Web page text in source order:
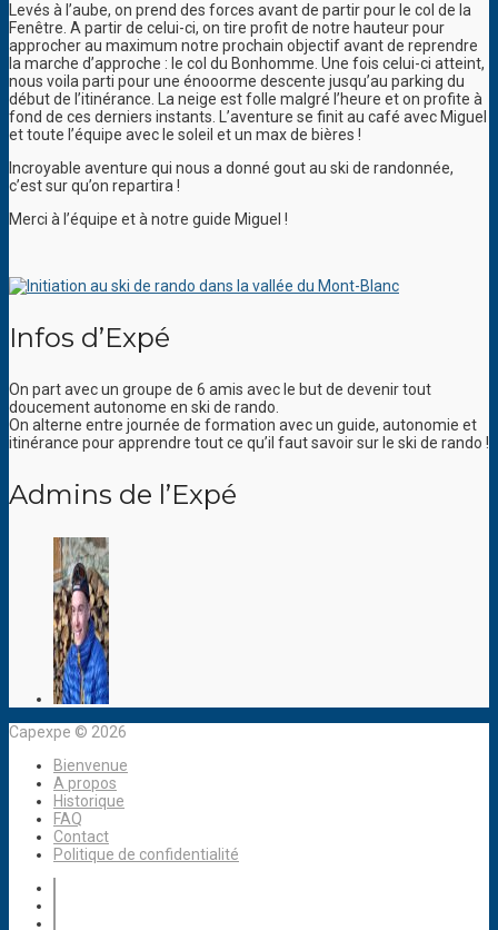
Levés à l’aube, on prend des forces avant de partir pour le col de la
Fenêtre. A partir de celui-ci, on tire profit de notre hauteur pour
approcher au maximum notre prochain objectif avant de reprendre
la marche d’approche : le col du Bonhomme. Une fois celui-ci atteint,
nous voila parti pour une énooorme descente jusqu’au parking du
début de l’itinérance. La neige est folle malgré l’heure et on profite à
fond de ces derniers instants. L’aventure se finit au café avec Miguel
et toute l’équipe avec le soleil et un max de bières !
Incroyable aventure qui nous a donné gout au ski de randonnée,
c’est sur qu’on repartira !
Merci à l’équipe et à notre guide Miguel !
Infos d’Expé
On part avec un groupe de 6 amis avec le but de devenir tout
doucement autonome en ski de rando.
On alterne entre journée de formation avec un guide, autonomie et
itinérance pour apprendre tout ce qu’il faut savoir sur le ski de rando !
Admins de l’Expé
Capexpe © 2026
Bienvenue
A propos
Historique
FAQ
Contact
Politique de confidentialité